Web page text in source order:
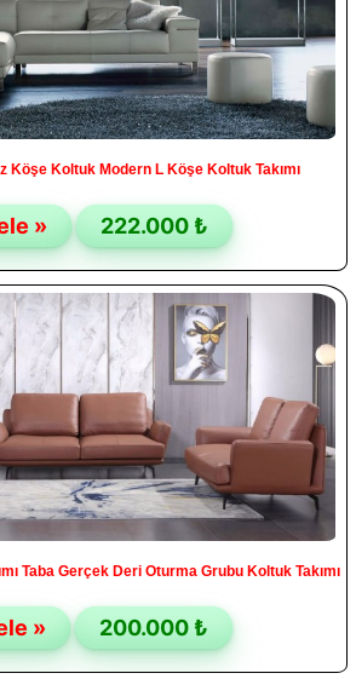
Köşe Koltuk Modern L Köşe Koltuk Takımı
» 222.000 ₺
Taba Gerçek Deri Oturma Grubu Koltuk Takımı
» 200.000 ₺